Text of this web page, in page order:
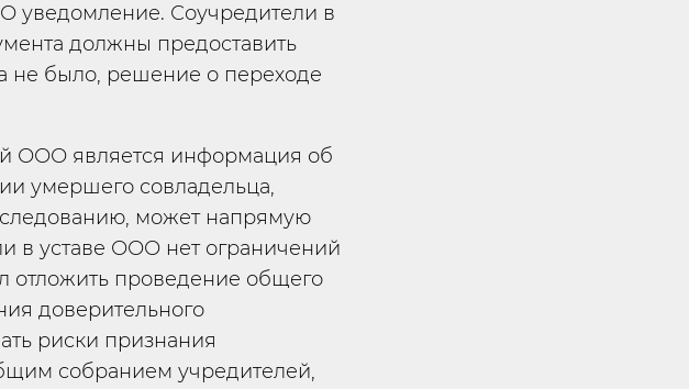
уведомление. Соучредители в
должны предоставить
не было, решение о переходе
ООО является информация об
умершего совладельца,
может напрямую
в уставе ООО нет ограничений
отложить проведение общего
доверительного
риски признания
собранием учредителей,